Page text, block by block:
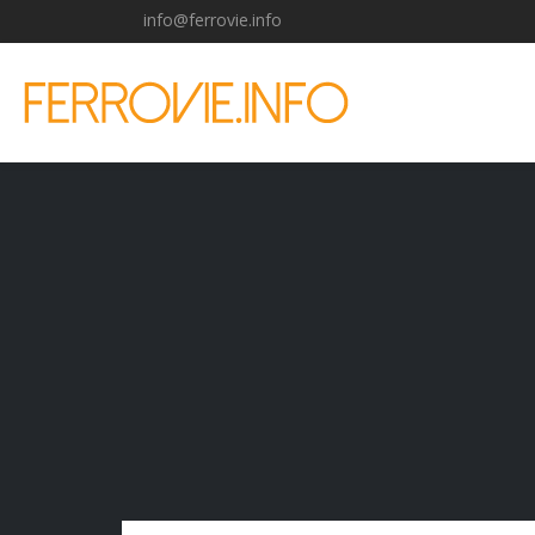
info@ferrovie.info